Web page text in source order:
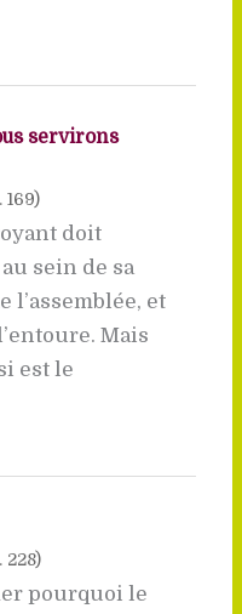
servirons
169)
doit
sein de sa
l’assemblée, et
Mais
est le
228)
pourquoi le